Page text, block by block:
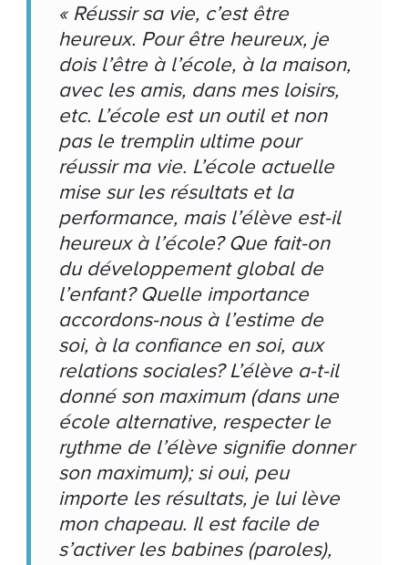
« Réussir sa vie, c’est être
heureux. Pour être heureux, je
dois l’être à l’école, à la maison,
avec les amis, dans mes loisirs,
etc. L’école est un outil et non
pas le tremplin ultime pour
réussir ma vie. L’école actuelle
mise sur les résultats et la
performance, mais l’élève est-il
heureux à l’école? Que fait-on
du développement global de
l’enfant? Quelle importance
accordons-nous à l’estime de
soi, à la confiance en soi, aux
relations sociales? L’élève a-t-il
donné son maximum (dans une
école alternative, respecter le
rythme de l’élève signifie donner
son maximum); si oui, peu
importe les résultats, je lui lève
mon chapeau. Il est facile de
s’activer les babines (paroles),